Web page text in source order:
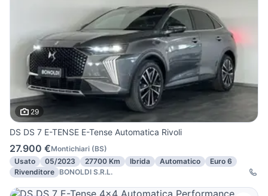
29
DS DS 7 E-TENSE E-Tense Automatica Rivoli
27.900 €Montichiari (BS)
Usato
05/2023 27700 Km Ibrida Automatico
Euro 6
Rivenditore BONOLDI S.R.L.